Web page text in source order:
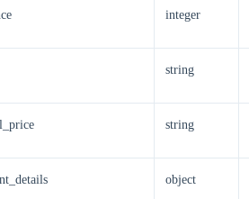
integer
string
string
object